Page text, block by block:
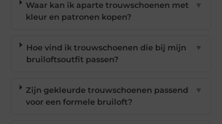
Waar kan ik aparte trouwschoenen met
kleur en patronen kopen?
▼
Hoe vind ik trouwschoenen die bij mijn
bruiloftsoutfit passen?
▼
Zijn gekleurde trouwschoenen passend
voor een formele bruiloft?
▼